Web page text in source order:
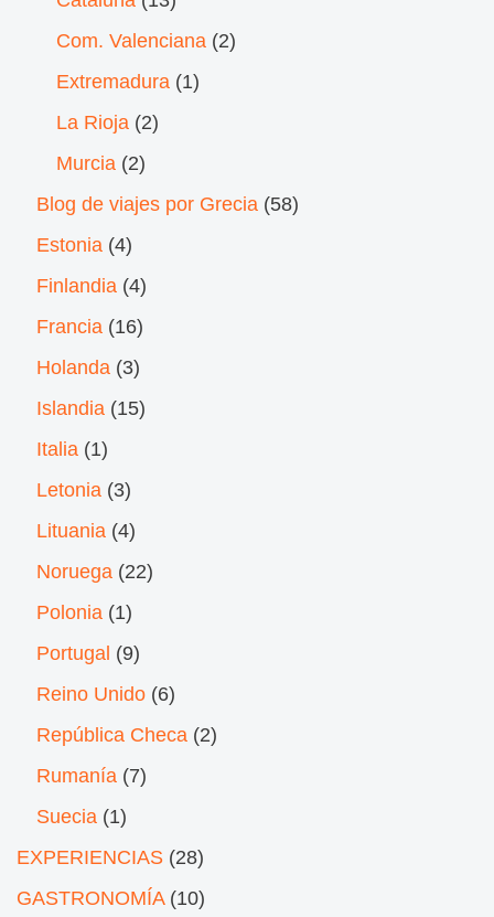
Com. Valenciana (2)
Extremadura (1)
La Rioja (2)
Murcia (2)
Blog de viajes por Grecia (58)
Estonia (4)
Finlandia (4)
Francia (16)
Holanda (3)
Islandia (15)
Italia (1)
Letonia (3)
Lituania (4)
Noruega (22)
Polonia (1)
Portugal (9)
Reino Unido (6)
República Checa (2)
Rumanía (7)
Suecia (1)
EXPERIENCIAS (28)
GASTRONOMÍA(10)